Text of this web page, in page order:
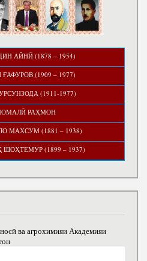
АЙНӢ (1878 – 1954)
(1909 – 1977)
(1911-1977)
РАҲМОН
МАХСУМ (1881 – 1938)
(1899 – 1937)
ва агрохимияи Академияи